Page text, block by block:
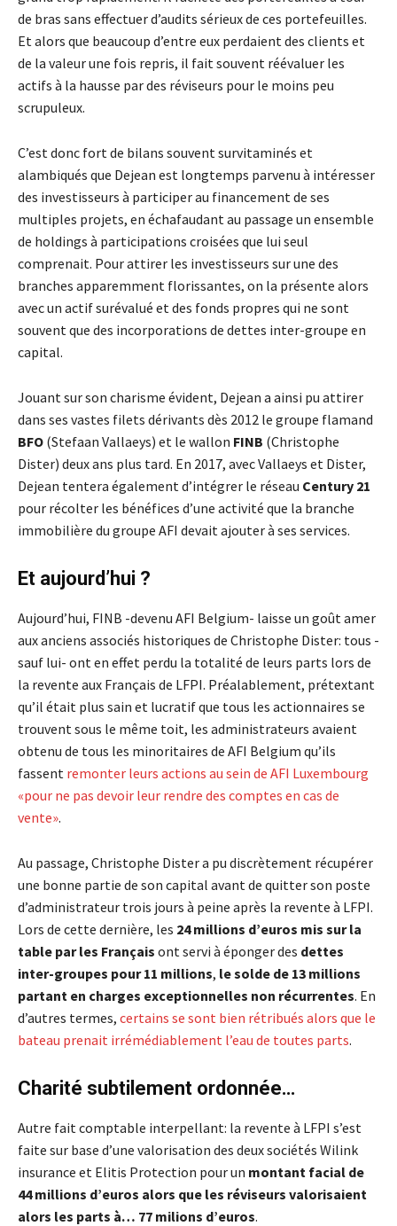
de bras sans effectuer d’audits sérieux de ces portefeuilles.
Et alors que beaucoup d’entre eux perdaient des clients et
de la valeur une fois repris, il fait souvent réévaluer les
actifs à la hausse par des réviseurs pour le moins peu
scrupuleux.
C’est donc fort de bilans souvent survitaminés et
alambiqués que Dejean est longtemps parvenu à intéresser
des investisseurs à participer au financement de ses
multiples projets, en échafaudant au passage un ensemble
de holdings à participations croisées que lui seul
comprenait. Pour attirer les investisseurs sur une des
branches apparemment florissantes, on la présente alors
avec un actif surévalué et des fonds propres qui ne sont
souvent que des incorporations de dettes inter-groupe en
capital.
Jouant sur son charisme évident, Dejean a ainsi pu attirer
dans ses vastes filets dérivants dès 2012 le groupe flamand
BFO (Stefaan Vallaeys) et le wallon FINB (Christophe
Dister) deux ans plus tard. En 2017, avec Vallaeys et Dister,
Dejean tentera également d’intégrer le réseau Century 21
pour récolter les bénéfices d’une activité que la branche
immobilière du groupe AFI devait ajouter à ses services.
Et aujourd’hui ?
Aujourd’hui, FINB -devenu AFI Belgium- laisse un goût amer
aux anciens associés historiques de Christophe Dister: tous -
sauf lui- ont en effet perdu la totalité de leurs parts lors de
la revente aux Français de LFPI. Préalablement, prétextant
qu’il était plus sain et lucratif que tous les actionnaires se
trouvent sous le même toit, les administrateurs avaient
obtenu de tous les minoritaires de AFI Belgium qu’ils
fassent remonter leurs actions au sein de AFI Luxembourg
«pour ne pas devoir leur rendre des comptes en cas de
vente».
Au passage, Christophe Dister a pu discrètement récupérer
une bonne partie de son capital avant de quitter son poste
d’administrateur trois jours à peine après la revente à LFPI.
Lors de cette dernière, les 24 millions d’euros mis sur la
table par les Français ont servi à éponger des dettes
inter-groupes pour 11 millions, le solde de 13 millions
partant en charges exceptionnelles non récurrentes. En
d’autres termes, certains se sont bien rétribués alors que le
bateau prenait irrémédiablement l’eau de toutes parts.
Charité subtilement ordonnée…
Autre fait comptable interpellant: la revente à LFPI s’est
faite sur base d’une valorisation des deux sociétés Wilink
insurance et Elitis Protection pour un montant facial de
44 millions d’euros alors que les réviseurs valorisaient
alors les parts à… 77 milions d’euros.